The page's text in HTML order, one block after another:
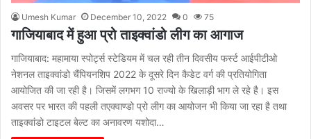
Umesh Kumar December 10, 2022 0 75
गाजियाबाद में हुआ प्रो ताइक्वांडो लीग का आगाज
गाजियाबाद: महामाया स्पोर्ट्स स्टेडियम में चल रही तीन दिवसीय फर्स्ट आईपीटीओ
नेशनल ताइक्वांडो चैंपियनशिप 2022 के दूसरे दिन कैडेट वर्ग की प्रतियोगिता
आयोजित की जा रही है। जिसमें लगभग 10 राज्यो के खिलाड़ी भाग ले रहे है। इस
अवसर पर भारत की पहली तएक्वाण्डो प्रो लीग का आयोजन भी किया जा रहा है तथा
ताइक्वांडो टाइटल बेल्ट का अनावरण यशोदा…